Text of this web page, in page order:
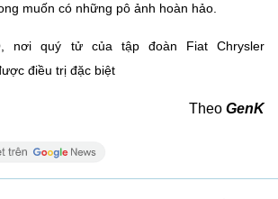
muốn có những pô ảnh hoàn hảo.
Theo GenK